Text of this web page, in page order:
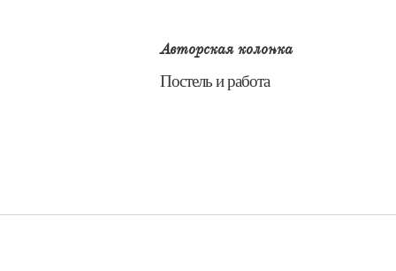
Авторская колонка
​Постель и работа